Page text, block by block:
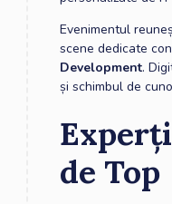
Evenimentul
scene dedicate
Development.
și schimbul de
de Top